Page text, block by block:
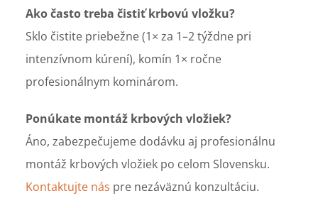
Ako často treba čistiť krbovú vložku?
Sklo čistite priebežne (1× za 1–2 týždne pri
intenzívnom kúrení), komín 1× ročne
profesionálnym kominárom.
Ponúkate montáž krbových vložiek?
Áno, zabezpečujeme dodávku aj profesionálnu
montáž krbových vložiek po celom Slovensku.
Kontaktujte nás pre nezáväznú konzultáciu.